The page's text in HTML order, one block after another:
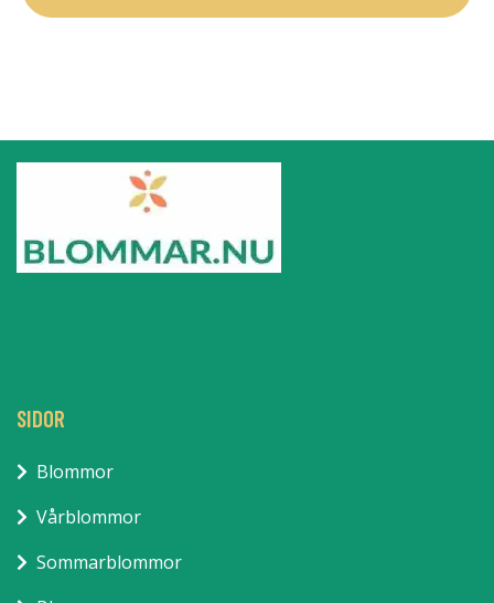
SIDOR
Blommor
Vårblommor
Sommarblommor